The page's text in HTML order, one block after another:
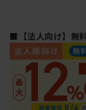
■【法人向け】無